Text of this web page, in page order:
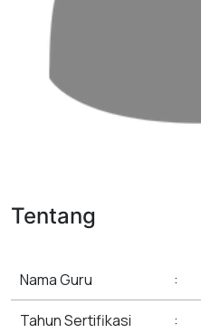
Tentang
Nama Guru :
Tahun Sertifikasi :